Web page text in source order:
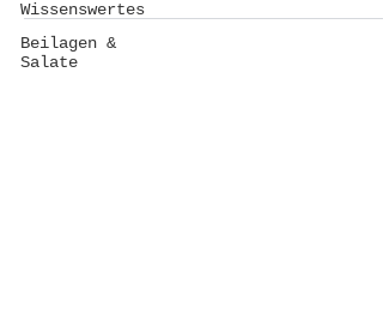
Wissenswertes
Beilagen &
Salate